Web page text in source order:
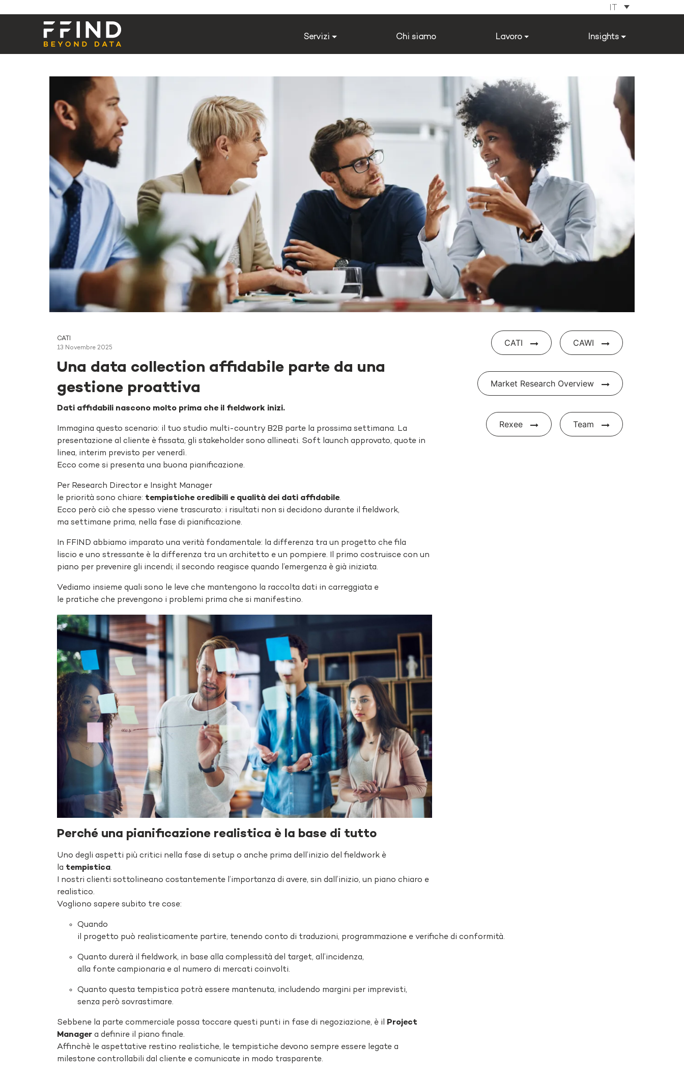
IT
Servizi Chi siamo Lavoro Insights
CATI
13 Novembre 2025
Una data collection affidabile parte da una
gestione proattiva
Dati affidabili nascono molto prima che il fieldwork inizi.
Immagina questo scenario: il tuo studio multi-country B2B parte la prossima settimana. La
presentazione al cliente è fissata, gli stakeholder sono allineati. Soft launch approvato, quote in
linea, interim previsto per venerdì.
Ecco come si presenta una buona pianificazione.
Per Research Director e Insight Manager
le priorità sono chiare: tempistiche credibili e qualità dei dati affidabile.
Ecco però ciò che spesso viene trascurato: i risultati non si decidono durante il fieldwork,
ma settimane prima, nella fase di pianificazione.
In FFIND abbiamo imparato una verità fondamentale: la differenza tra un progetto che fila
liscio e uno stressante è la differenza tra un architetto e un pompiere. Il primo costruisce con un
piano per prevenire gli incendi; il secondo reagisce quando l’emergenza è già iniziata.
Vediamo insieme quali sono le leve che mantengono la raccolta dati in carreggiata e
le pratiche che prevengono i problemi prima che si manifestino.
Perché una pianificazione realistica è la base di tutto
Uno degli aspetti più critici nella fase di setup o anche prima dell’inizio del fieldwork è
la tempistica.
I nostri clienti sottolineano costantemente l’importanza di avere, sin dall’inizio, un piano chiaro e
realistico.
Vogliono sapere subito tre cose:
Quando
il progetto può realisticamente partire, tenendo conto di traduzioni, programmazione e verifiche di conformità.
Quanto durerà il fieldwork, in base alla complessità del target, all’incidenza,
alla fonte campionaria e al numero di mercati coinvolti.
Quanto questa tempistica potrà essere mantenuta, includendo margini per imprevisti,
senza però sovrastimare.
Sebbene la parte commerciale possa toccare questi punti in fase di negoziazione, è il Project
Manager a definire il piano finale.
Affinchè le aspettative restino realistiche, le tempistiche devono sempre essere legate a
milestone controllabili dal cliente e comunicate in modo trasparente.
CATI CAWI
Market Research Overview
Rexee Team